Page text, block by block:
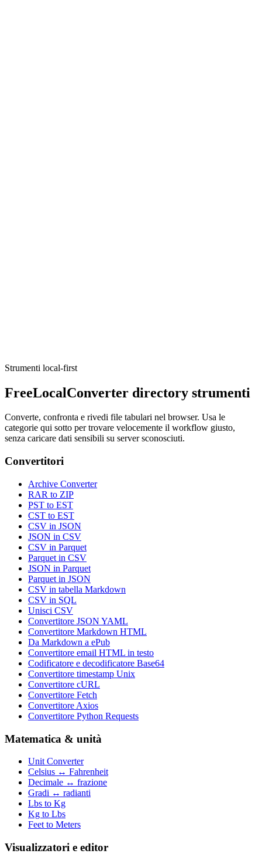
Strumenti local-first
FreeLocalConverter directory strumenti
Converte, confronta e rivedi file tabulari nel browser. Usa le
categorie qui sotto per trovare velocemente il workflow giusto,
senza caricare dati sensibili su server sconosciuti.
Convertitori
Archive Converter
RAR to ZIP
PST to EST
CST to EST
CSV in JSON
JSON in CSV
CSV in Parquet
Parquet in CSV
JSON in Parquet
Parquet in JSON
CSV in tabella Markdown
CSV in SQL
Unisci CSV
Convertitore JSON YAML
Convertitore Markdown HTML
Da Markdown a ePub
Convertitore email HTML in testo
Codificatore e decodificatore Base64
Convertitore timestamp Unix
Convertitore cURL
Convertitore Fetch
Convertitore Axios
Convertitore Python Requests
Matematica & unità
Unit Converter
Celsius ↔ Fahrenheit
Decimale ↔ frazione
Gradi ↔ radianti
Lbs to Kg
Kg to Lbs
Feet to Meters
Visualizzatori e editor